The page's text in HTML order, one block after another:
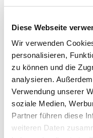
Diese Webseite
Wir verwenden
personalisieren,
zu können und die
analysieren.
Verwendung unserer
soziale Medien,
Partner führen diese
weiteren Daten
19357 Karstädt
OG -
Am Perlhof
19348 Perleberg
OG - Vellahn
Wittenburger Str.